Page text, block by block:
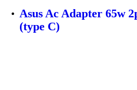
Asus Ac Adapter 65w
(type C)